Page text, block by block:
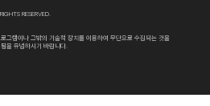
RESERVED.
그램이나 그밖의 기술적 장치를 이용하여 무단으로 수집되는 것을
을 유념하시기 바랍니다.